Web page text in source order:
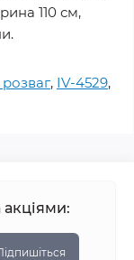
110 см,
, IV-4529,
акціями: